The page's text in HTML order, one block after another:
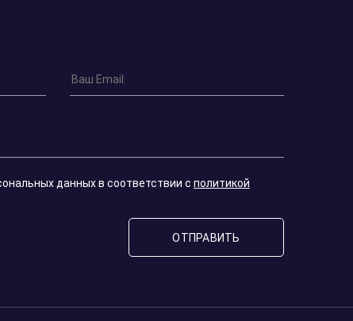
Выгодный спред, условия гораздо
Для сохранения сейчас капитала то что